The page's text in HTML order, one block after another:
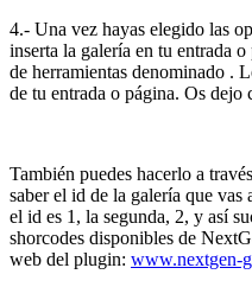
4.- Una vez hayas elegido las
inserta la galería en tu entrada
de herramientas denominado .
de tu entrada o página. Os dejo
También puedes hacerlo a
saber el id de la galería que
el id es 1, la segunda, 2, y así
shorcodes disponibles de
web del plugin: www.nextgen-